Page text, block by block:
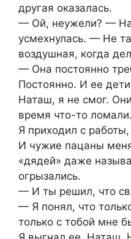
другая оказалась.
— Ой, неужели? —
усмехнулась. — Не
воздушная, когда
— Она постоянно
Постоянно. И ее
Наташ, я не смог.
время что-то ломали.
Я приходил с
И чужие пацаны
«дядей» даже
огрызались.
— И ты решил, что
— Я понял, что
только с тобой мне